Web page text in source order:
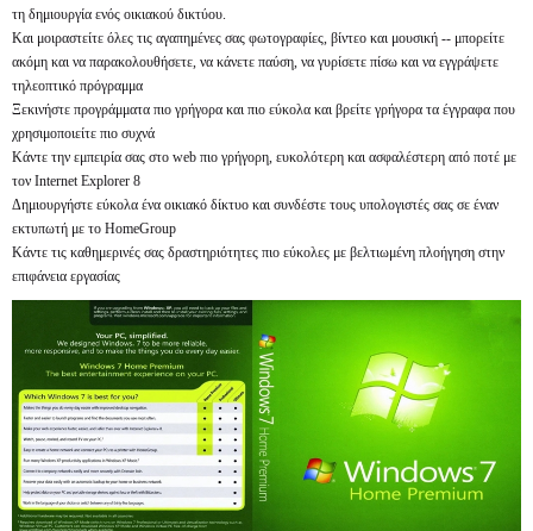
τη δημιουργία ενός οικιακού δικτύου.
Και μοιραστείτε όλες τις αγαπημένες σας φωτογραφίες, βίντεο και μουσική -- μπορείτε
ακόμη και να παρακολουθήσετε, να κάνετε παύση, να γυρίσετε πίσω και να εγγράψετε
τηλεοπτικό πρόγραμμα
Ξεκινήστε προγράμματα πιο γρήγορα και πιο εύκολα και βρείτε γρήγορα τα έγγραφα που
χρησιμοποιείτε πιο συχνά
Κάντε την εμπειρία σας στο web πιο γρήγορη, ευκολότερη και ασφαλέστερη από ποτέ με
τον Internet Explorer 8
Δημιουργήστε εύκολα ένα οικιακό δίκτυο και συνδέστε τους υπολογιστές σας σε έναν
εκτυπωτή με το HomeGroup
Κάντε τις καθημερινές σας δραστηριότητες πιο εύκολες με βελτιωμένη πλοήγηση στην
επιφάνεια εργασίας